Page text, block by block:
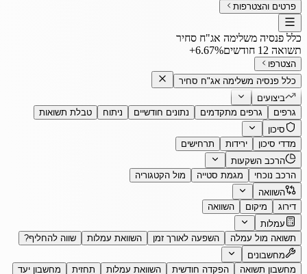
פרטים והצטרפות
כלל פנסיה משלימה אג"ח סחיר
תשואה 12 חודשים
‎+6.67%
הצטרפו
כלל פנסיה משלימה אג"ח סחיר
ביצועים
גרפים
גרפים מתקדמים נתונים חודשיים ניתוח
טבלת תשואות
סיכון
מדדי סיכון
ירידות
תרחישים
הרכב השקעות
הרכב נוכחי
מגמת סטייה
מול הקטגוריה
השוואה
דירוג
מיקום
השוואה
עמלות
תשואה מול עמלה
השפעה לאורך זמן השוואת עמלות
שווה להחליף?
מחשבונים
מחשבון תשואה
הפקדה חודשית השוואת עמלות תחזית
מחשבון יעד